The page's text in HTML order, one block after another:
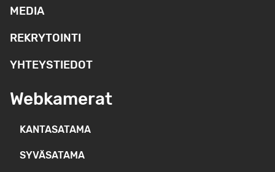
MEDIA
REKRYTOINTI
YHTEYSTIEDOT
Webkamerat
KANTASATAMA
SYVÄSATAMA